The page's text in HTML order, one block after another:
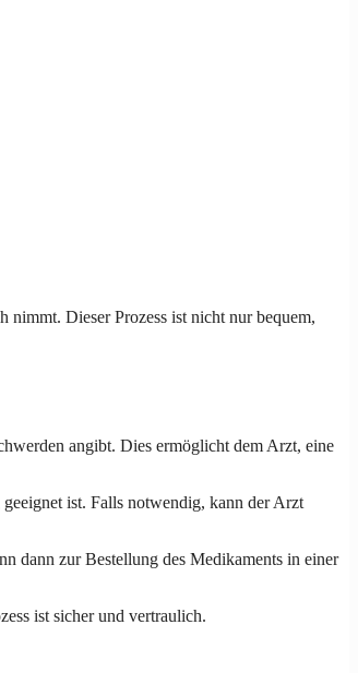
Dieser Prozess ist nicht nur bequem,
angibt. Dies ermöglicht dem Arzt, eine
ist. Falls notwendig, kann der Arzt
dann zur Bestellung des Medikaments in einer
ist sicher und vertraulich.